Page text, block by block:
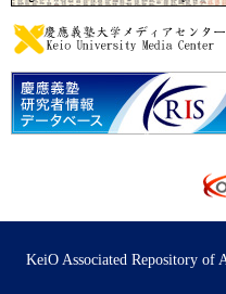
KeiO Associated Repository of